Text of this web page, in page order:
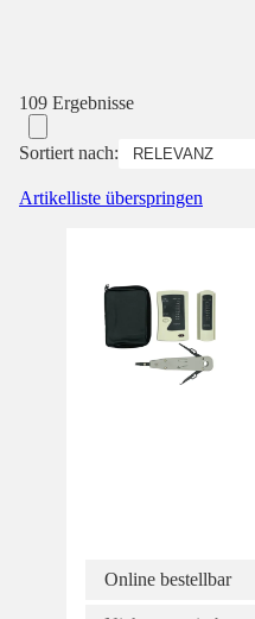
109 Ergebnisse
Sortiert nach:
Artikelliste überspringen
Online bestellbar